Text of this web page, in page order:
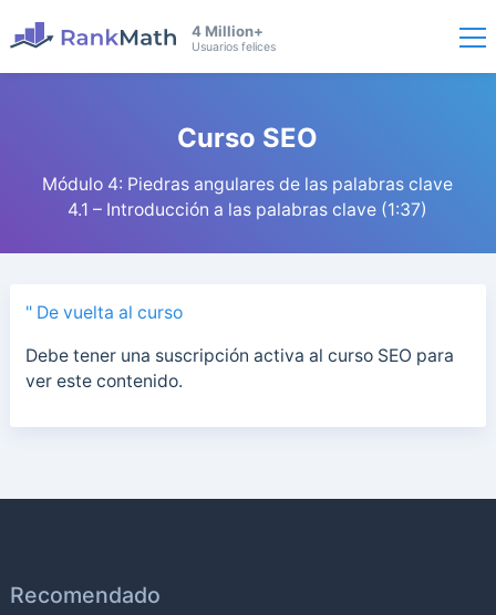
4 Million+
Usuarios felices
Curso SEO
Módulo 4: Piedras angulares de las palabras clave
4.1 – Introducción a las palabras clave (1:37)
" De vuelta al curso
Debe tener una suscripción activa al curso SEO para
ver este contenido.
Recomendado